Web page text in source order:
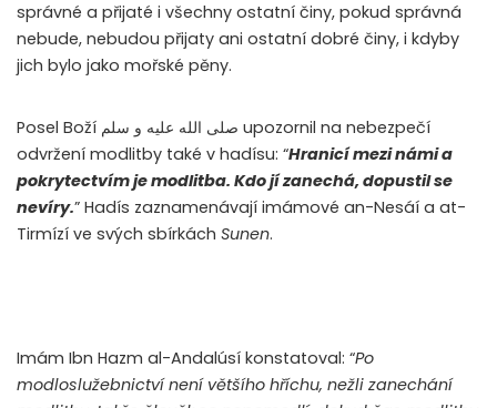
správné a přijaté i všechny ostatní činy, pokud správná
nebude, nebudou přijaty ani ostatní dobré činy, i kdyby
jich bylo jako mořské pěny.
Posel Boží صلى الله عليه و سلم upozornil na nebezpečí
odvržení modlitby také v hadísu: “Hranicí mezi námi a
pokrytectvím je modlitba. Kdo jí zanechá, dopustil se
nevíry.” Hadís zaznamenávají imámové an-Nesáí a at-
Tirmízí ve svých sbírkách Sunen.
Imám Ibn Hazm al-Andalúsí konstatoval: “Po
modloslužebnictví není většího hříchu, nežli zanechání